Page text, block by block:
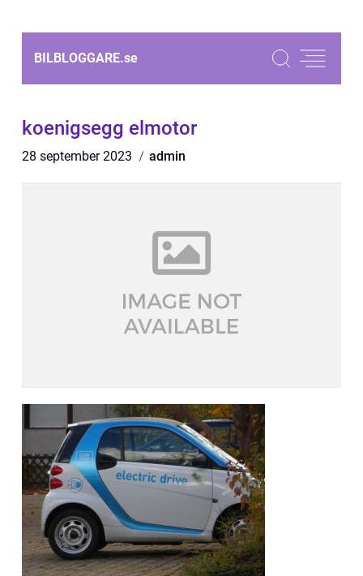
BILBLOGGARE.se
koenigsegg elmotor
28 september 2023 admin